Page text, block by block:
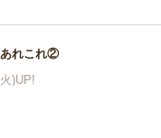
あれこれ②
)UP!